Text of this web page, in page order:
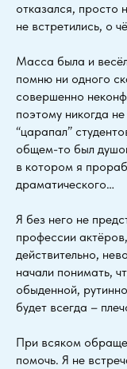
отказался,
не встретились, о
Масса была и
помню ни одного
совершенно
поэтому никогда
“царапал”
общем-то был
в котором я
драматического…
Я без него не
профессии
действительно,
начали понимать,
обыденной,
будет всегда –
При всяком
помочь. Я не